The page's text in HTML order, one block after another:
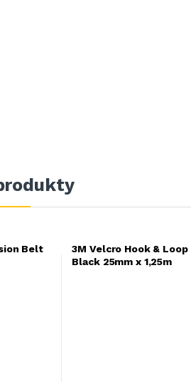
Belt
3M Velcro Hook & Loop
Black 25mm x 1,25m